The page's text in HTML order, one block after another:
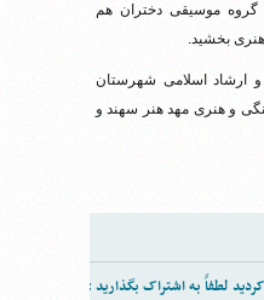
موسیقی دختران هم
بخشید.
و ارشاد اسلامی شهرستان
و هنری مهد هنر سهند و
لطفاً به اشتراک بگذارید :